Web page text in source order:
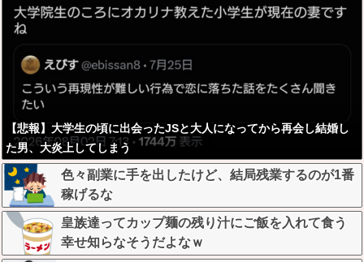
【悲報】大学生の頃に出会ったJSと大人になってから再会し結婚し
た男、大炎上してしまう
色々副業に手を出したけど、結局残業するのが1番
稼げるな
皇族達ってカップ麺の残り汁にご飯を入れて食う
幸せ知らなそうだよなｗ